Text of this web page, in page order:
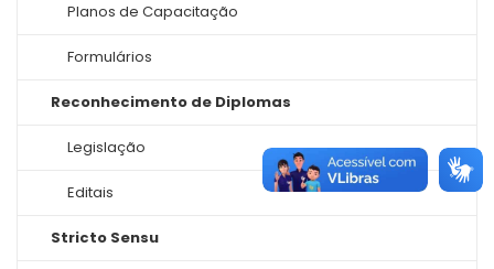
Planos de Capacitação
Formulários
Reconhecimento de Diplomas
Legislação
Editais
Stricto Sensu